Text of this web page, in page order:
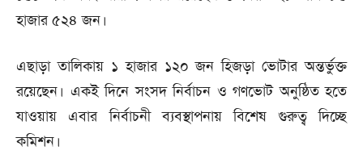
হাজার ৫২৪ জন।
এছাড়া তালিকায় ১ হাজার ১২০ জন হিজড়া ভোটার অন্তর্ভুক্ত
রয়েছেন। একই দিনে সংসদ নির্বাচন ও গণভোট অনুষ্ঠিত হতে
যাওয়ায় এবার নির্বাচনী ব্যবস্থাপনায় বিশেষ গুরুত্ব দিচ্ছে
কমিশন।